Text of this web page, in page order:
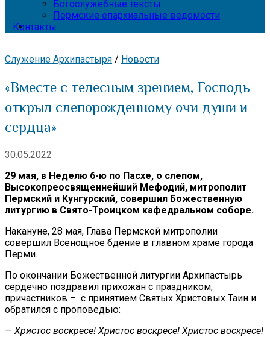
Богослужебные тексты
Пермские епархиальные ведомости
Контакты
Служение Архипастыря / Новости
«Вместе с телесным зрением, Господь
открыл слепорожденному очи души и
сердца»
30.05.2022
29 мая, в Неделю 6-ю по Пасхе, о слепом,
Высокопреосвященнейший Мефодий, митрополит
Пермский и Кунгурский, совершил Божественную
литургию в Свято-Троицком кафедральном соборе.
Накануне, 28 мая, Глава Пермской митрополии
совершил Всенощное бдение в главном храме города
Перми.
По окончании Божественной литургии Архипастырь
сердечно поздравил прихожан с праздником,
причастников – с принятием Святых Христовых Таин и
обратился с проповедью:
— Христос воскресе! Христос воскресе! Христос воскресе!